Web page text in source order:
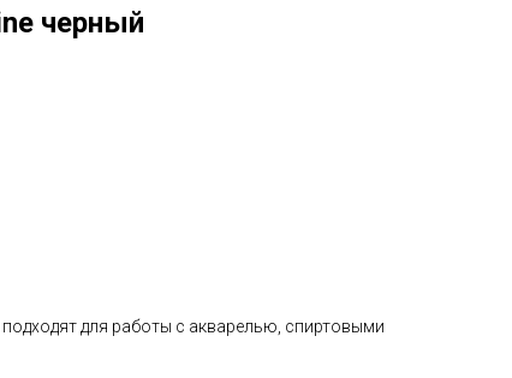
черный
для работы с акварелью, спиртовыми